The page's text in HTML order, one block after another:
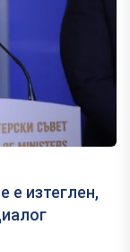
е изтеглен,